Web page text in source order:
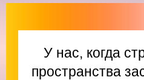
У нас, когда
пространства